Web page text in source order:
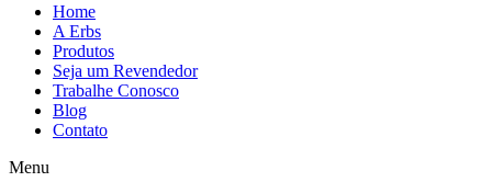
Home
A Erbs
Produtos
Seja um Revendedor
Trabalhe Conosco
Blog
Contato
Menu